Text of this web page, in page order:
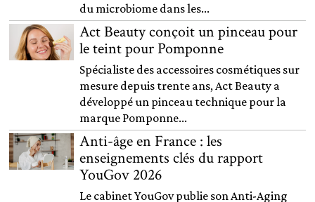
du microbiome dans les...
Act Beauty conçoit un pinceau pour
le teint pour Pomponne
Spécialiste des accessoires cosmétiques sur
mesure depuis trente ans, Act Beauty a
développé un pinceau technique pour la
marque Pomponne...
Anti-âge en France : les
enseignements clés du rapport
YouGov 2026
Le cabinet YouGov publie son Anti-Aging